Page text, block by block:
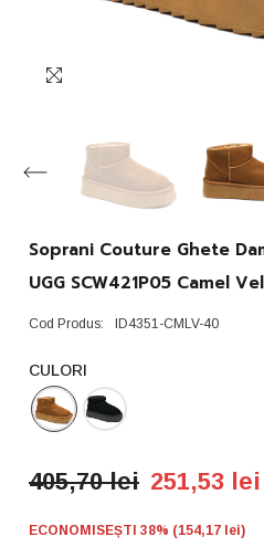
Soprani Couture Ghete
UGG SCW421P05 Camel
Cod Produs: ID4351-CMLV-40
CULORI
405,70 lei 251,53 lei
ECONOMISEȘTI 38% (154,17 lei)